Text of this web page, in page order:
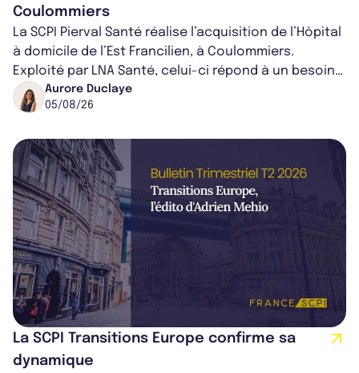
Coulommiers
La SCPI Pierval Santé réalise l’acquisition de l’Hôpital
à domicile de l’Est Francilien, à Coulommiers.
Exploité par LNA Santé, celui-ci répond à un besoin
médical croissant, qui s...
Aurore Duclaye
05/08/26
La SCPI Transitions Europe confirme sa
dynamique